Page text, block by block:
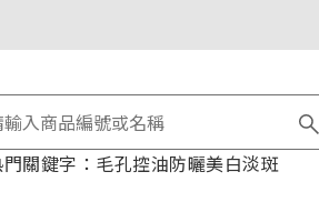
毛孔控油防曬美白淡斑